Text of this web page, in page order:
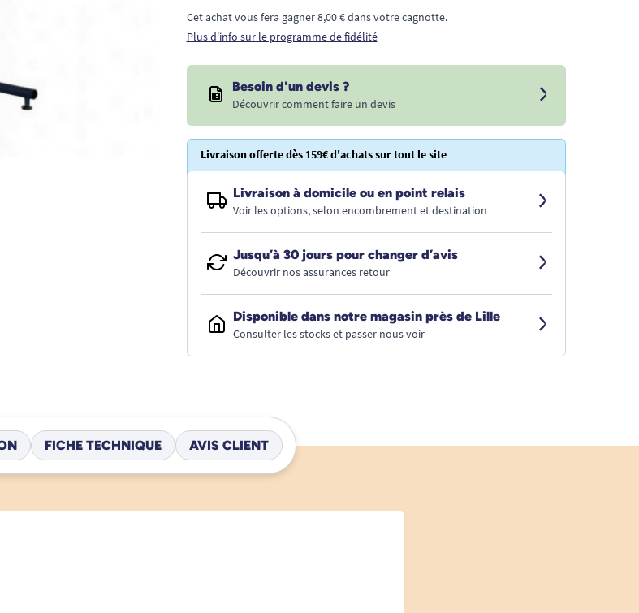
Cet achat vous fera gagner 8,00 € dans votre cagnotte.
Plus d'info sur le programme de fidélité
Besoin d'un devis ?
Découvrir comment faire un devis
Livraison offerte dès 159€ d'achats sur tout le site
Livraison à domicile ou en point relais
Voir les options, selon encombrement et destination
Jusqu’à 30 jours pour changer d’avis
Découvrir nos assurances retour
Disponible dans notre magasin près de Lille
Consulter les stocks et passer nous voir
FICHE TECHNIQUE AVIS CLIENT